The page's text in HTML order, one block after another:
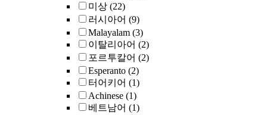
미상 (22)
러시아어 (9)
Malayalam (3)
이탈리아어 (2)
포르투칼어 (2)
Esperanto (2)
터어키어 (1)
Achinese (1)
베트남어 (1)